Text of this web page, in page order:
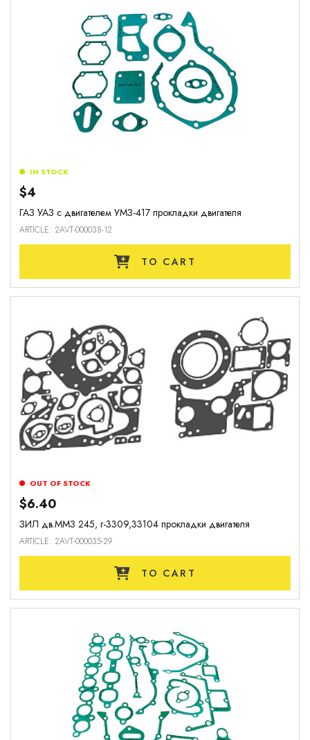
ГАЗ УАЗ с двигателем УМЗ-417 прокладки двигателя
ARTICLE: 2AVT-000038-12
IN STOCK
$4
TO CART
ЗИЛ дв.ММЗ 245, г-3309,33104 прокладки двигателя
ARTICLE: 2AVT-000035-29
OUT OF STOCK
$6.40
TO CART